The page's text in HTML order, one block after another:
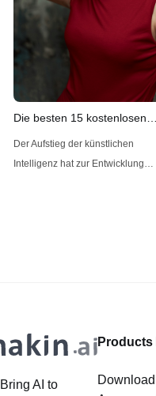
Die besten 15 kostenlosen
Undress-AI-Bewertungen
Der Aufstieg der künstlichen
Intelligenz hat zur Entwicklung
AI Werkzeuge Aufmerksamkeit
Bring AI to
Products
Download